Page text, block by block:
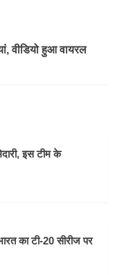
वीडियो हुआ वायरल
इस टीम के
का टी-20 सीरीज पर